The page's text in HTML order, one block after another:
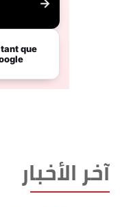
آخر الأخبار